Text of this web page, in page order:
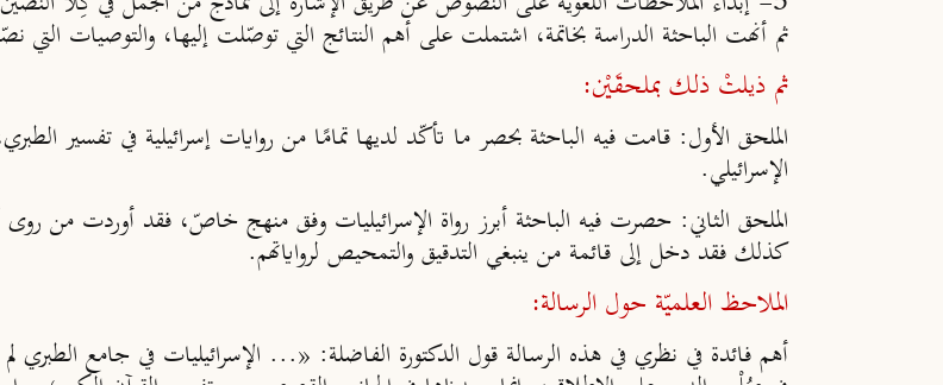
ثم أنهت الباحثة الدراسة بخاتمة، اشتملت على أهم النتائج التي توصّلت إليها، والتوصيات التي
ثم ذيلتْ ذلك بملحقَيْن:
الملحق الأول: قامت فيه الباحثة بحصر ما تأكّد لديها تمامًا من روايات إسرائيلية في تفسير
الإسرائيلي.
الملحق الثاني: حصرت فيه الباحثة أبرز رواة الإسرائيليات وفق منهج خاصّ، فقد أوردت من
كذلك فقد دخل إلى قائمة من ينبغي التدقيق والتمحيص لرواياتهم.
الملاحظ العلميّة حول الرسالة:
أهم فائدة في نظري في هذه الرسالة قول الدكتورة الفاضلة: «... الإسرائيليات في جامع الطبري